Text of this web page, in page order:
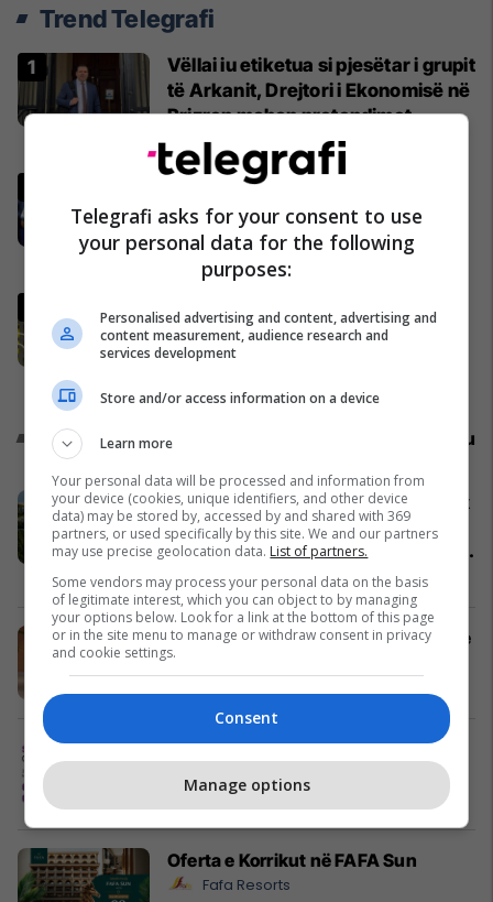
Trend Telegrafi
Vëllai iu etiketua si pjesëtar i grupit
të Arkanit, Drejtori i Ekonomisë në
Prizren mohon pretendimet
Drejtësi
Presidenti i Argjentinës thyen
heshtjen pas kërkesës për
riluajtjen e finales së Botërorit
Përfaqësueset
për kanosje, pas një paraqitjeje
televizive
Promo Reklamo këtu
Baks Bay, projekti me i madh turistik
në Shqipëri prezantohet ne Expo
Real Kosova: Vizitoni shtandin dhe
zbuloni mundësitë e investimit
Baks Bay
Ananas Impex sjell në treg produkte
të reja për çdo shije dhe gatim
Maturant, puno nga shtëpia! Studio
Siguri Kibernetike ose Programim
Cacttus Education
Oferta e Korrikut në FAFA Sun
Fafa Resorts
Telegrafi asks for your consent to use
your personal data for the following
purposes:
Personalised advertising and content, advertising and
content measurement, audience research and
services development
Store and/or access information on a device
Learn more
Your personal data will be processed and information from
your device (cookies, unique identifiers, and other device
data) may be stored by, accessed by and shared with 369
partners, or used specifically by this site. We and our partners
may use precise geolocation data. List of partners.
Some vendors may process your personal data on the basis
of legitimate interest, which you can object to by managing
your options below. Look for a link at the bottom of this page
or in the site menu to manage or withdraw consent in privacy
and cookie settings.
Consent
Manage options